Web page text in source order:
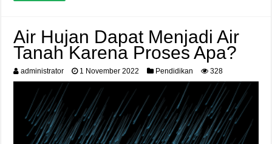
Air Hujan Dapat Menjadi Air
Tanah Karena Proses Apa?
administrator 1 November 2022 Pendidikan 328